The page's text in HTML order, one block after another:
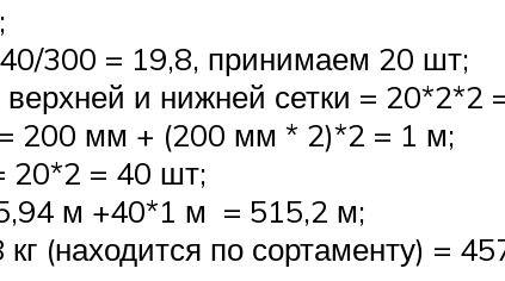
300 = 19,8, принимаем 20 шт;
и нижней сетки = 20*2*2
200 мм + (200 мм * 2)*2 = 1 м;
20*2 = 40 шт;
м +40*1 м = 515,2 м;
(находится по сортаменту) =